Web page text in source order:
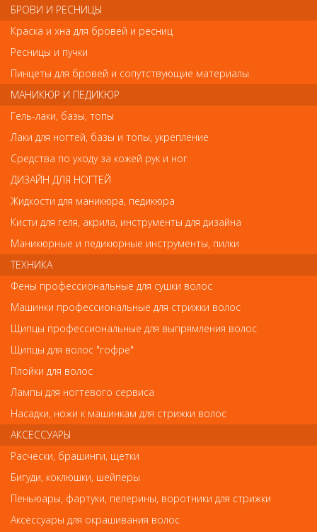
Имя
Код
Обратите внимание
Внешний вид товара «Деваль Шпильки прямые золотистые
сайте. Несовпадение внешнего вида и комплектности
реального товара с фотографиями и описанием на сайте не
является показателем ненадлежащего качества товара.
Так же советуем посмотреть
Шпильки, невидимки, зажимы, резинки, валики для причесок
Клипсы пластиковые крокодил, 1шт
БРОВИ И РЕСНИЦЫ
Краска и хна для бровей и ресниц
Ресницы и пучки
Пинцеты для бровей и сопутствующие материалы
МАНИКЮР И ПЕДИКЮР
Гель-лаки, базы, топы
Лаки для ногтей, базы и топы, укрепление
Средства по уходу за кожей рук и ног
ДИЗАЙН ДЛЯ НОГТЕЙ
Жидкости для маникюра, педикюра
Кисти для геля, акрила, инструменты для дизайна
Маникюрные и педикюрные инструменты, пилки
ТЕХНИКА
Фены профессиональные для сушки волос
Машинки профессиональные для стрижки волос
Щипцы профессиональные для выпрямления волос
Щипцы для волос "гофре"
Плойки для волос
Лампы для ногтевого сервиса
Насадки, ножи к машинкам для стрижки волос
АКСЕССУАРЫ
Расчески, брашинги, щетки
Бигуди, коклюшки, шейперы
Пеньюары, фартуки, пелерины, воротники для стрижки
Аксессуары для окрашивания волос